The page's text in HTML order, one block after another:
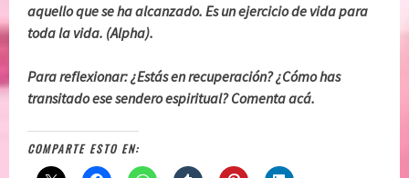
aquello que se ha alcanzado. Es un ejercicio de vida para
toda la vida. (Alpha).
Para reflexionar: ¿Estás en recuperación? ¿Cómo has
transitado ese sendero espiritual? Comenta acá.
COMPARTE ESTO EN: